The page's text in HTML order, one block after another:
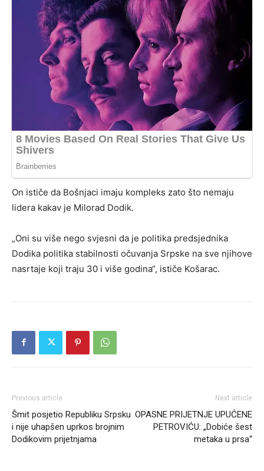
On ističe da Bošnjaci imaju kompleks zato što nemaju
lidera kakav je Milorad Dodik.
„Oni su više nego svjesni da je politika predsjednika
Dodika politika stabilnosti očuvanja Srpske na sve njihove
nasrtaje koji traju 30 i više godina“, ističe Košarac.
Previous article
Šmit posjetio Republiku Srpsku
i nije uhapšen uprkos brojnim
Dodikovim prijetnjama
Next article
OPASNE PRIJETNJE UPUĆENE
PETROVIĆU: „Dobiće šest
metaka u prsa“